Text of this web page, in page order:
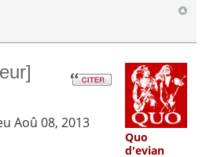
Aoû 08, 2013
Quo
d'evian